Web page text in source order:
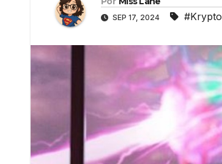
SEP 17, 2024 #Krypto